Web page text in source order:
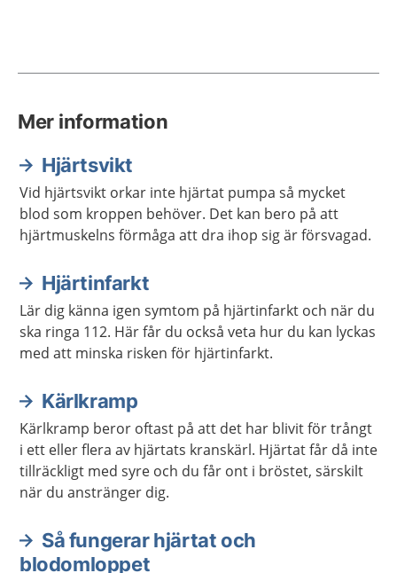
Mer information
Hjärtsvikt
Vid hjärtsvikt orkar inte hjärtat pumpa så mycket
blod som kroppen behöver. Det kan bero på att
hjärtmuskelns förmåga att dra ihop sig är försvagad.
Hjärtinfarkt
Lär dig känna igen symtom på hjärtinfarkt och när du
ska ringa 112. Här får du också veta hur du kan lyckas
med att minska risken för hjärtinfarkt.
Kärlkramp
Kärlkramp beror oftast på att det har blivit för trångt
i ett eller flera av hjärtats kranskärl. Hjärtat får då inte
tillräckligt med syre och du får ont i bröstet, särskilt
när du anstränger dig.
Så fungerar hjärtat och
blodomloppet